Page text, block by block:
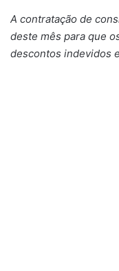
A contratação de
deste mês para que
descontos indevidos